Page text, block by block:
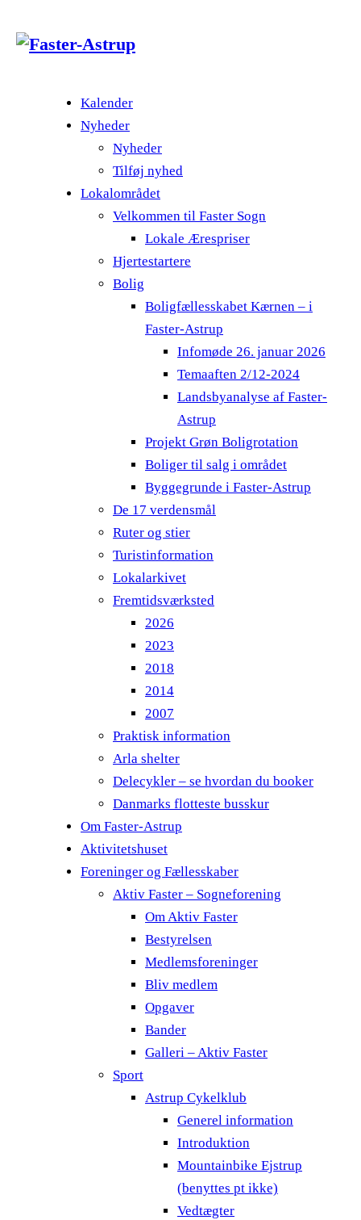
Kalender
Nyheder
Nyheder
Tilføj nyhed
Lokalområdet
Velkommen til Faster Sogn
Lokale Ærespriser
Hjertestartere
Bolig
Boligfællesskabet Kærnen – i
Faster-Astrup
Infomøde 26. januar 2026
Temaaften 2/12-2024
Landsbyanalyse af Faster-
Astrup
Projekt Grøn Boligrotation
Boliger til salg i området
Byggegrunde i Faster-Astrup
De 17 verdensmål
Ruter og stier
Turistinformation
Lokalarkivet
Fremtidsværksted
2026
2023
2018
2014
2007
Praktisk information
Arla shelter
Delecykler – se hvordan du booker
Danmarks flotteste busskur
Om Faster-Astrup
Aktivitetshuset
Foreninger og Fællesskaber
Aktiv Faster – Sogneforening
Om Aktiv Faster
Bestyrelsen
Medlemsforeninger
Bliv medlem
Opgaver
Bander
Galleri – Aktiv Faster
Sport
Astrup Cykelklub
Generel information
Introduktion
Mountainbike Ejstrup
(benyttes pt ikke)
Vedtægter